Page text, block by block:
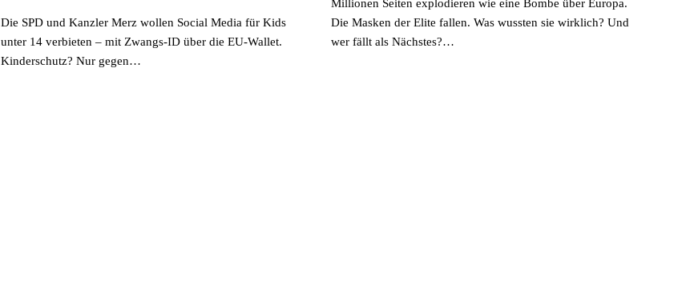
Die SPD und Kanzler Merz wollen Social Media für Kids
unter 14 verbieten – mit Zwangs-ID über die EU-Wallet.
Kinderschutz? Nur gegen…
Millionen Seiten explodieren wie eine Bombe über Europa.
Die Masken der Elite fallen. Was wussten sie wirklich? Und
wer fällt als Nächstes?…